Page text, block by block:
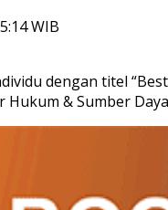
WIB
dengan titel
& Sumber